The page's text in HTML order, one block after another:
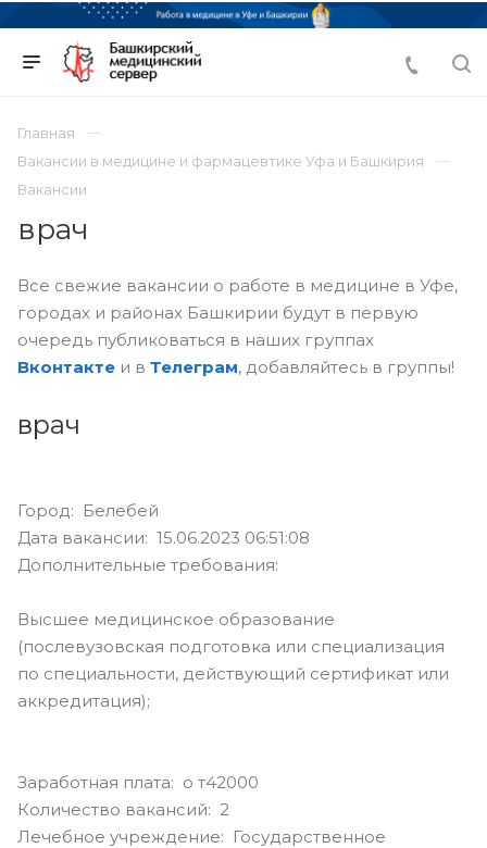
Главная
Вакансии в медицине и фармацевтике Уфа и Башкирия
Вакансии
врач
Все свежие вакансии о работе в медицине в Уфе,
городах и районах Башкирии будут в первую
очередь публиковаться в наших группах
Вконтакте и в Телеграм, добавляйтесь в группы!
врач
Город: Белебей
Дата вакансии: 15.06.2023 06:51:08
Дополнительные требования:
Высшее медицинское образование
(послевузовская подготовка или специализация
по специальности, действующий сертификат или
аккредитация);
Заработная плата: о т42000
Количество вакансий: 2
Лечебное учреждение: Государственное